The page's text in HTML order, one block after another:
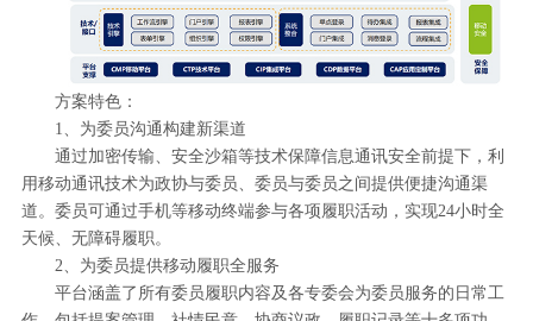
方案特色：
1、为委员沟通构建新渠道
通过加密传输、安全沙箱等技术保障信息通讯安全前提下，利
用移动通讯技术为政协与委员、委员与委员之间提供便捷沟通渠
道。委员可通过手机等移动终端参与各项履职活动，实现24小时全
天候、无障碍履职。
2、为委员提供移动履职全服务
平台涵盖了所有委员履职内容及各专委会为委员服务的日常工